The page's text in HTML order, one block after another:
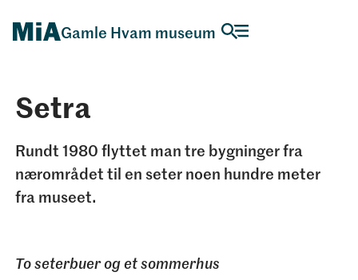
Gamle Hvam museum
Setra
Rundt 1980 flyttet man tre bygninger fra
nærområdet til en seter noen hundre meter
fra museet.
To seterbuer og et sommerhus